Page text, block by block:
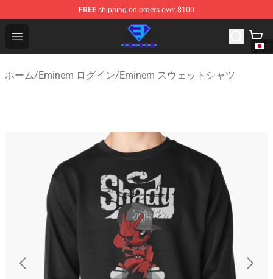
FREE shipping on orders over $100
Open menu
Eminem Store - Official Eminem Merchandise Shop
ホーム/Eminem ログイン/Eminem スウェットシャツ